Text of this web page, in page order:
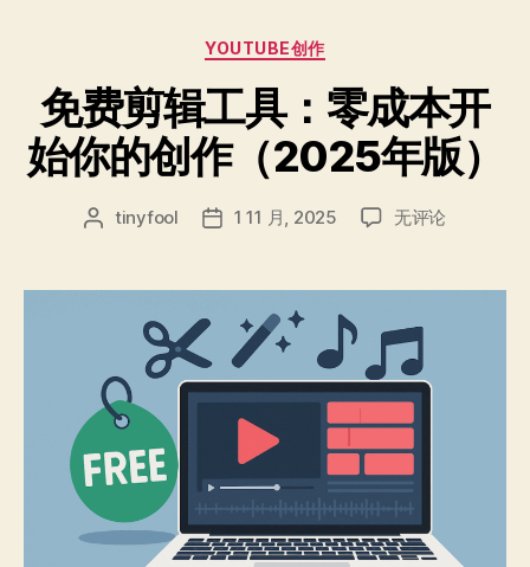
分
YOUTUBE创作
免费剪辑工具：零成本开
始你的创作（2025年版）
文
者
tinyfool
发
期
1 11 月, 2025
免
辑
具：
零
成
本
开
始
的
创
无评论